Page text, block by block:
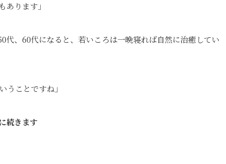
ります」
代、60代になると、若いころは一晩寝れば自然に治癒してい
うことですね」
続きます